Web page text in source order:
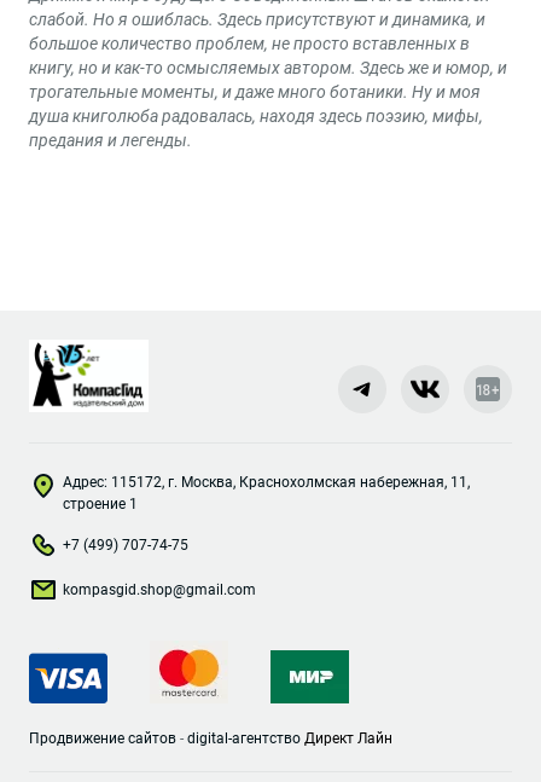
слабой. Но я ошиблась. Здесь присутствуют и динамика, и
большое количество проблем, не просто вставленных в
книгу, но и как-то осмысляемых автором. Здесь же и юмор, и
трогательные моменты, и даже много ботаники. Ну и моя
душа книголюба радовалась, находя здесь поэзию, мифы,
предания и легенды.
Адрес: 115172, г. Москва, Краснохолмская набережная, 11,
строение 1
+7 (499) 707-74-75
kompasgid.shop@gmail.com
Продвижение сайтов - digital-агентство Директ Лайн